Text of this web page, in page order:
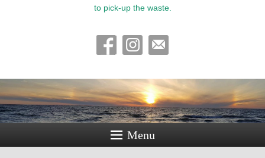
to pick-up the waste.
Menu